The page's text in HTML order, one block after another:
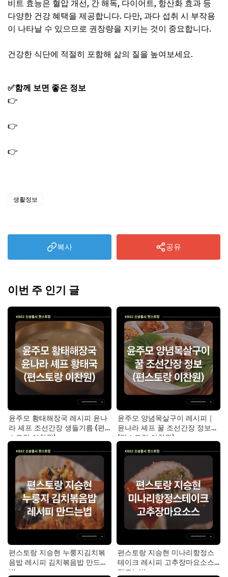
비트 효능은 혈압 개선, 간 해독, 다이어트, 항산화 효과 등
다양한 건강 혜택을 제공합니다. 다만, 과다 섭취 시 부작용
이 나타날 수 있으므로 권장량을 지키는 것이 중요합니다.
건강한 식단에 적절히 포함해 삶의 질을 높여보세요.
✅함께 보면 좋은 정보
👉
👉
👉
생활정보
복사 공유
이번 주 인기 글
윤주모 황태해장국 레시피 윤나
라 셰프 조선간장 생들기름 (편
스토랑 이찬원)
윤주모 양념목살구이 레시피｜
윤나라 셰프 꿀 조선간장 정보
(편스토랑 이찬원)
편스토랑 지승현 누룽지김치볶
음밥 레시피 김치볶음밥 만드는
법
편스토랑 지승현 미나리항정스
테이크 레시피 고추장마요소스
만드는법